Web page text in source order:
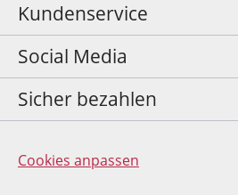
Kundenservice
Social Media
Sicher bezahlen
Cookies anpassen